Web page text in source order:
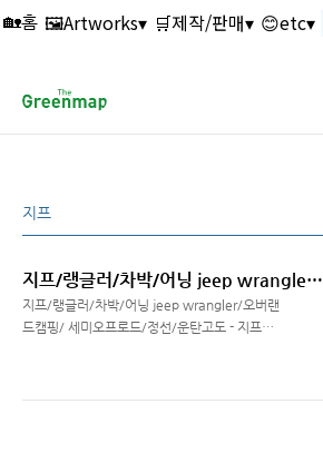
🏡홈 🖼️Artworks▾ 🛒제작/판매▾ 😊etc▾
지프
지프/랭글러/차박/어닝 jeep wrangler/오버랜드캠핑/ 세미오프로드/정선/운탄고도 - 지프캠퍼 jeep camper
지프/랭글러/차박/어닝 jeep wrangler/오버랜
드캠핑/ 세미오프로드/정선/운탄고도 - 지프캠